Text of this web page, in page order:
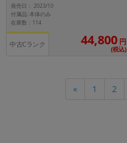
発売日： 2023/10
付属品: 本体のみ
在庫数：114
中古Cランク 44,800 円
(税込)
« 1 2